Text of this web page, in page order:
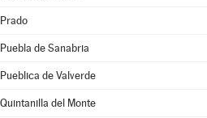
Prado
Puebla de Sanabria
Pueblica de Valverde
Quintanilla del Monte